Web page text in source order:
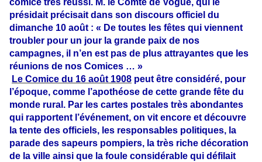
comice très réussi. M. le Comte de Voguë, qui le
présidait précisait dans son discours officiel du
dimanche 10 août : « De toutes les fêtes qui viennent
troubler pour un jour la grande paix de nos
campagnes, il n’en est pas de plus attrayantes que les
réunions de nos Comices … »
Le Comice du 16 août 1908 peut être considéré, pour
l’époque, comme l’apothéose de cette grande fête du
monde rural. Par les cartes postales très abondantes
qui rapportent l’événement, on vit encore et découvre
la tente des officiels, les responsables politiques, la
parade des sapeurs pompiers, la très riche décoration
de la ville ainsi que la foule considérable qui défilait